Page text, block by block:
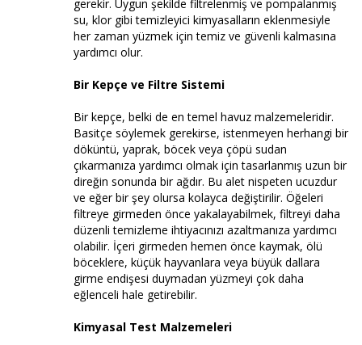
gerekir. Uygun şekilde filtrelenmiş ve pompalanmış
su, klor gibi temizleyici kimyasalların eklenmesiyle
her zaman yüzmek için temiz ve güvenli kalmasına
yardımcı olur.
Bir Kepçe ve Filtre Sistemi
Bir kepçe, belki de en temel havuz malzemeleridir.
Basitçe söylemek gerekirse, istenmeyen herhangi bir
döküntü, yaprak, böcek veya çöpü sudan
çıkarmanıza yardımcı olmak için tasarlanmış uzun bir
direğin sonunda bir ağdır. Bu alet nispeten ucuzdur
ve eğer bir şey olursa kolayca değiştirilir. Öğeleri
filtreye girmeden önce yakalayabilmek, filtreyi daha
düzenli temizleme ihtiyacınızı azaltmanıza yardımcı
olabilir. İçeri girmeden hemen önce kaymak, ölü
böceklere, küçük hayvanlara veya büyük dallara
girme endişesi duymadan yüzmeyi çok daha
eğlenceli hale getirebilir.
Kimyasal Test Malzemeleri